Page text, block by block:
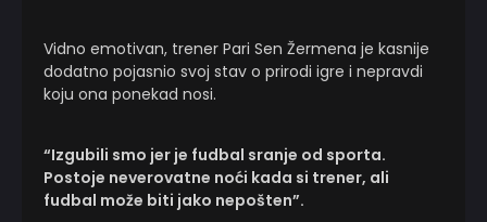
Vidno emotivan, trener Pari Sen Žermena je kasnije
dodatno pojasnio svoj stav o prirodi igre i nepravdi
koju ona ponekad nosi.
“Izgubili smo jer je fudbal sranje od sporta.
Postoje neverovatne noći kada si trener, ali
fudbal može biti jako nepošten”.